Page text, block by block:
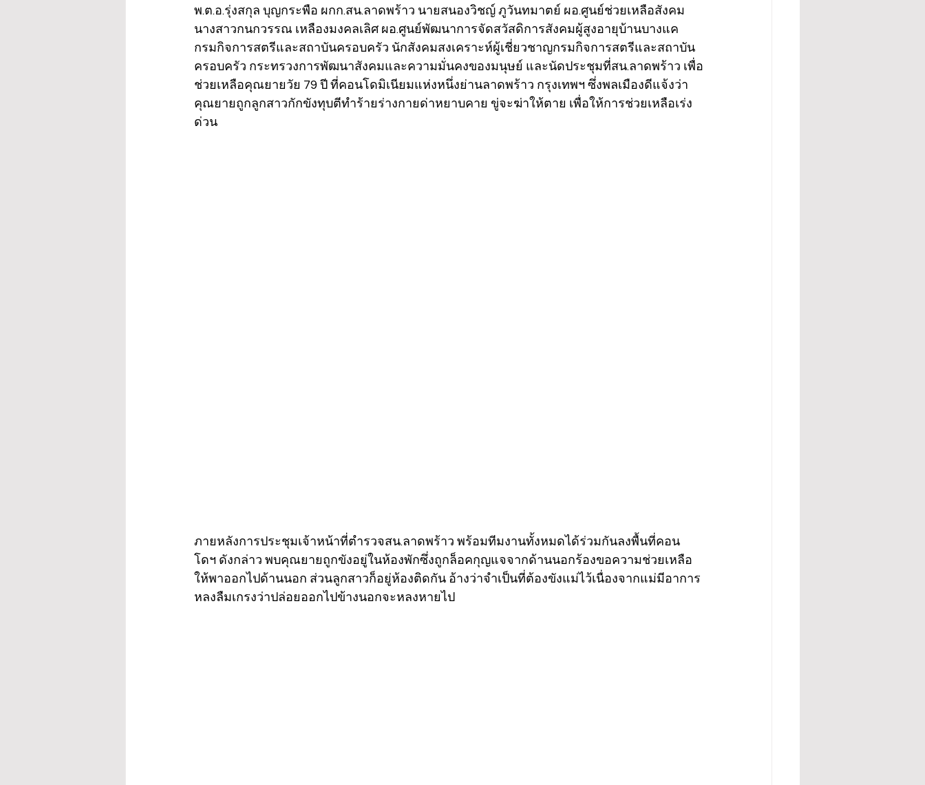
พ.ต.อ.รุ่งสกุล บุญกระพือ ผกก.สน.ลาดพร้าว นายสนองวิชญ์ ภูวันทมาตย์ ผอ.ศูนย์ช่วยเหลือสังคม
นางสาวกนกวรรณ เหลืองมงคลเลิศ ผอ.ศูนย์พัฒนาการจัดสวัสดิการสังคมผู้สูงอายุบ้านบางแค
กรมกิจการสตรีและสถาบันครอบครัว นักสังคมสงเคราะห์ผู้เชี่ยวชาญกรมกิจการสตรีและสถาบัน
ครอบครัว กระทรวงการพัฒนาสังคมและความมั่นคงของมนุษย์ และนัดประชุมที่สน.ลาดพร้าว เพื่อ
ช่วยเหลือคุณยายวัย 79 ปี ที่คอนโดมิเนียมแห่งหนึ่งย่านลาดพร้าว กรุงเทพฯ ซึ่งพลเมืองดีแจ้งว่า
คุณยายถูกลูกสาวกักขังทุบตีทำร้ายร่างกายด่าหยาบคาย ขู่จะฆ่าให้ตาย เพื่อให้การช่วยเหลือเร่ง
ด่วน
ภายหลังการประชุมเจ้าหน้าที่ตำรวจสน.ลาดพร้าว พร้อมทีมงานทั้งหมดได้ร่วมกันลงพื้นที่คอน
โดฯ ดังกล่าว พบคุณยายถูกขังอยู่ในห้องพักซึ่งถูกล็อคกุญแจจากด้านนอกร้องขอความช่วยเหลือ
ให้พาออกไปด้านนอก ส่วนลูกสาวก็อยู่ห้องติดกัน อ้างว่าจำเป็นที่ต้องขังแม่ไว้เนื่องจากแม่มีอาการ
หลงลืมเกรงว่าปล่อยออกไปข้างนอกจะหลงหายไป